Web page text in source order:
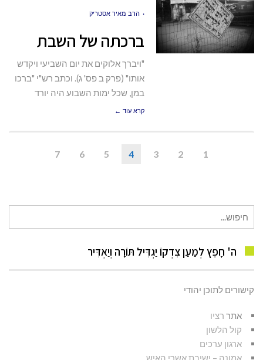
הרב מאיר אסטריק
ברכתה של השבת
"ויברך אלוקים את יום השביעי ויקדש
אותו" (פרק ב פס' ג). וכתב רש"י "ברכו
במן, שכל ימות השבוע היה יורד
קרא עוד ←
1
2
3
4
5
6
7
עבור:
ה' חָפֵץ לְמַעַן צִדְקוֹ יַגְדִּיל תּוֹרָה וְיַאְדִּיר
קישורים לתוכן יהודי
אתר רציו
קול הלשון
ארגון ערכים
אמונה – ישיבת אשרי האיש